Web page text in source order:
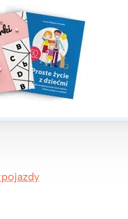
pojazdy